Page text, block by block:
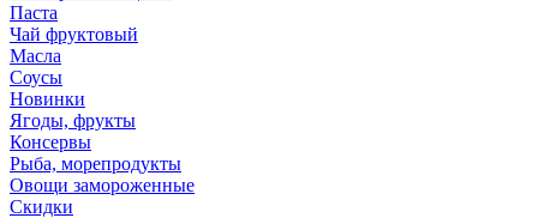
Паста
Чай фруктовый
Масла
Соусы
Новинки
Ягоды, фрукты
Консервы
Рыба, морепродукты
Овощи замороженные
Скидки